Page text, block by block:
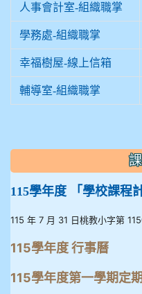
人事會計室-組織職掌
學務處-組織職掌
幸福樹屋-線上信箱
輔導室-組織職掌
:::
115學年度 「學校課程
115 年 7 月 31 日桃教小字第
115學年度 行事曆
115學年度第一學期定